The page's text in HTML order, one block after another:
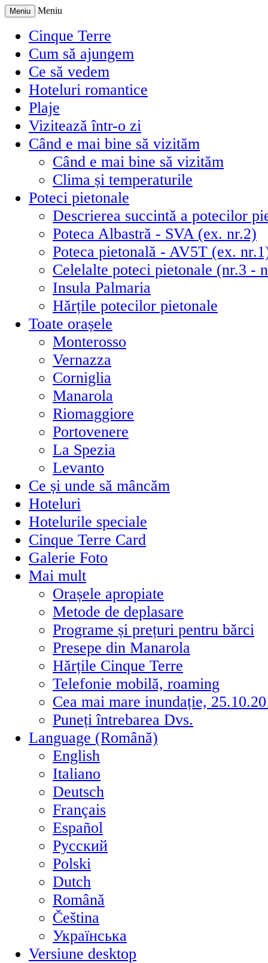
Meniu Meniu
Cinque Terre
Cum să ajungem
Ce să vedem
Hoteluri romantice
Plaje
Vizitează într-o zi
Când e mai bine să vizităm
Când e mai bine să vizităm
Clima și temperaturile
Poteci pietonale
Descrierea succintă a potecilor
Poteca Albastră - SVA (ex. nr.2)
Poteca pietonală - AV5T (ex.
Celelalte poteci pietonale (nr.3 -
Insula Palmaria
Hărțile potecilor pietonale
Toate orașele
Monterosso
Vernazza
Corniglia
Manarola
Riomaggiore
Portovenere
La Spezia
Levanto
Ce și unde să mâncăm
Hoteluri
Hotelurile speciale
Cinque Terre Card
Galerie Foto
Mai mult
Orașele apropiate
Metode de deplasare
Programe și prețuri pentru bărci
Presepe din Manarola
Hărțile Cinque Terre
Telefonie mobilă, roaming
Cea mai mare inundație,
Puneți întrebarea Dvs.
Language (Română)
English
Italiano
Deutsch
Français
Español
Русский
Polski
Dutch
Română
Čeština
Українська
Versiune desktop